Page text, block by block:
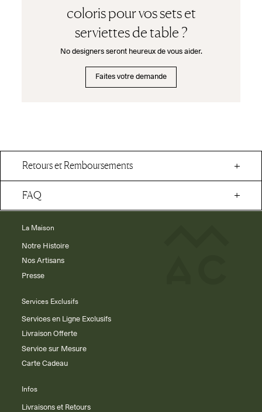
coloris pour vos sets et
serviettes de table ?
No designers seront heureux de vous aider.
Faites votre demande
Retours et Remboursements
FAQ
La Maison
Notre Histoire
Nos Artisans
Presse
Services Exclusifs
Services en Ligne Exclusifs
Livraison Offerte
Service sur Mesure
Carte Cadeau
Infos
Livraisons et Retours